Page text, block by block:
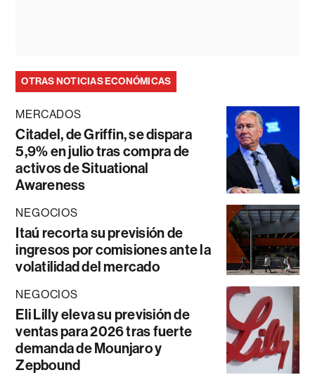
OTRAS NOTICIAS ECONÓMICAS
MERCADOS
Citadel, de Griffin, se dispara
5,9% en julio tras compra de
activos de Situational
Awareness
NEGOCIOS
Itaú recorta su previsión de
ingresos por comisiones ante la
volatilidad del mercado
NEGOCIOS
Eli Lilly eleva su previsión de
ventas para 2026 tras fuerte
demanda de Mounjaro y
Zepbound